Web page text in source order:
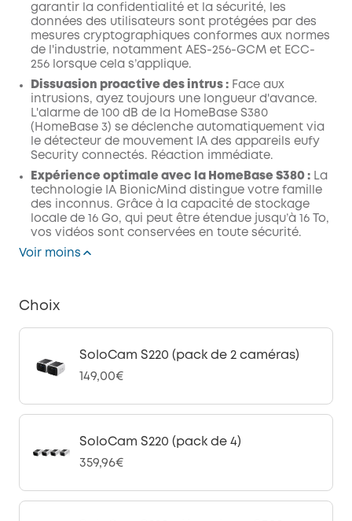
garantir la confidentialité et la sécurité, les
données des utilisateurs sont protégées par des
mesures cryptographiques conformes aux normes
de l'industrie, notamment AES-256-GCM et ECC-
256 lorsque cela s’applique.
Dissuasion proactive des intrus : Face aux
intrusions, ayez toujours une longueur d'avance.
L'alarme de 100 dB de la HomeBase S380
(HomeBase 3) se déclenche automatiquement via
le détecteur de mouvement IA des appareils eufy
Security connectés. Réaction immédiate.
Expérience optimale avec la HomeBase S380 : La
technologie IA BionicMind distingue votre famille
des inconnus. Grâce à la capacité de stockage
locale de 16 Go, qui peut être étendue jusqu’à 16 To,
vos vidéos sont conservées en toute sécurité.
Voir moins
Choix
SoloCam S220 (pack de 2 caméras)
149,00€
SoloCam S220 (pack de 4)
359,96€